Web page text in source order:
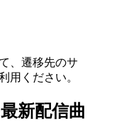
、遷移先のサ
用ください。
新配信曲